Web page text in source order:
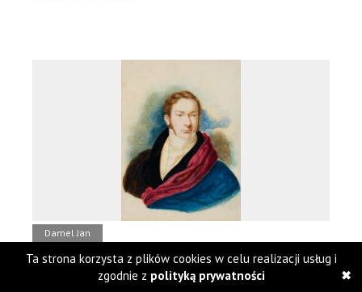
Damel Jan
Portret mężczyzny
Kolekcja Sztuki Dawnej
Ta strona korzysta z plików cookies w celu realizacji usług i
zgodnie z polityką prywatności